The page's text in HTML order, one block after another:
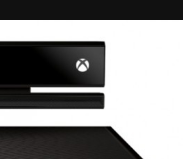
Taylor Swift officieel getrouwd met Travis
1 month ago